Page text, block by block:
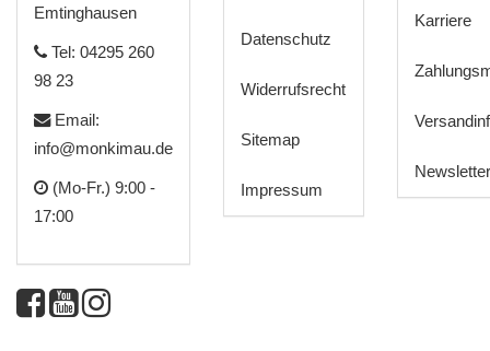
Emtinghausen
Tel: 04295 260
98 23
Email:
info@monkimau.de
(Mo-Fr.) 9:00 -
17:00
Datenschutz
Widerrufsrecht
Sitemap
Impressum
Karriere
Newsletter